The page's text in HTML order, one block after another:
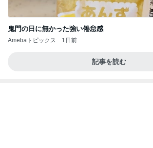
鬼門の日に無かった強い倦怠感
Amebaトピックス 1日前
記事を読む